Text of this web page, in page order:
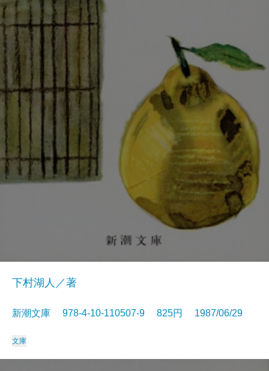
下村湖人／著
新潮文庫 978-4-10-110507-9 825円 1987/06/29
文庫